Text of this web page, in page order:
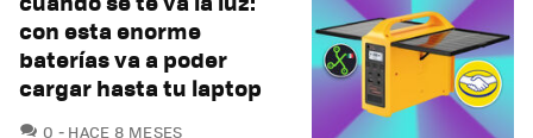
con esta enorme
baterías va a poder
cargar hasta tu laptop
0 COMENTARIOS
HACE 8 MESES